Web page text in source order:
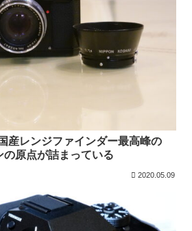
産レンジファインダー最高峰の
原点が詰まっている
2020.05.09